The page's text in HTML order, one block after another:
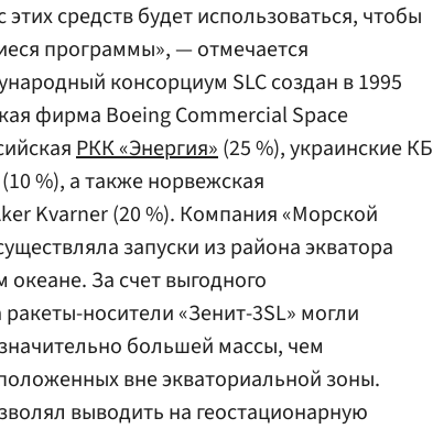
средств будет использоваться, чтобы
программы», — отмечается
консорциум SLC создан в 1995
фирма Boeing Commercial Space
РКК «Энергия»(25 %), украинские КБ
(10 %), а также норвежская
Kvаrner (20 %). Компания «Морской
запуски из района экватора
За счет выгодного
носители «Зенит-3SL» могли
большей массы, чем
вне экваториальной зоны.
выводить на геостационарную